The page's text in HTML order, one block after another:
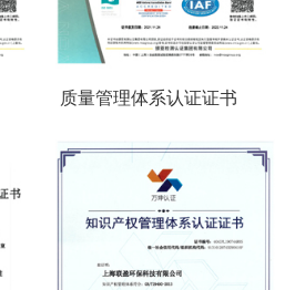
质量管理体系认证证书